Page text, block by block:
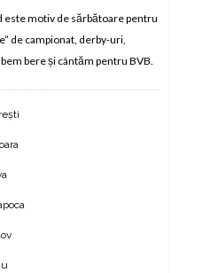
motiv de sărbătoare pentru
de campionat, derby-uri,
bere și cântăm pentru BVB.